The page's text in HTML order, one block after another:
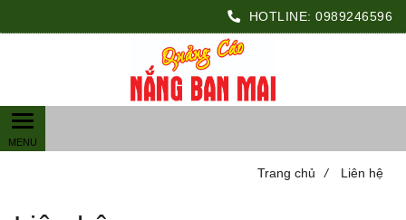
HOTLINE: 0989246596
Trang chủ / Liên hệ